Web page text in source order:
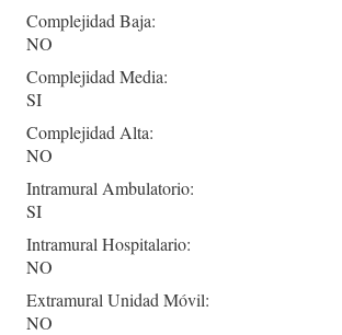
Complejidad Baja:
NO
Complejidad Media:
SI
Complejidad Alta:
NO
Intramural Ambulatorio:
SI
Intramural Hospitalario:
NO
Extramural Unidad Móvil:
NO